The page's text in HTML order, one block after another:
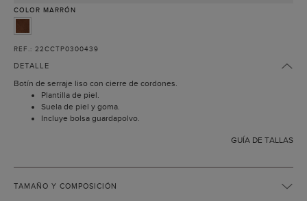
COLOR MARRÓN
REF.: 22CCTP0300439
DETALLE
Botín de serraje liso con cierre de cordones.
Plantilla de piel.
Suela de piel y goma.
Incluye bolsa guardapolvo.
GUÍA DE TALLAS
TAMAÑO Y COMPOSICIÓN